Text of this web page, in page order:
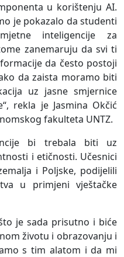
u korištenju AI.
je pokazalo da studenti
inteligencije za
zanemaruju da svi ti
da često postoji
da zaista moramo biti
uz jasne smjernice
rekla je Jasmina Okčić
fakulteta UNTZ.
bi trebala biti uz
i etičnosti. Učesnici
i Poljske, podijelili
u primjeni vještačke
je sada prisutno i biće
životu i obrazovanju i
s tim alatom i da mi